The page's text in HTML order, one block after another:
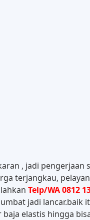
, jadi pengerjaan
terjangkau,
Telp/WA 0812
jadi lancar.baik
elastis hingga